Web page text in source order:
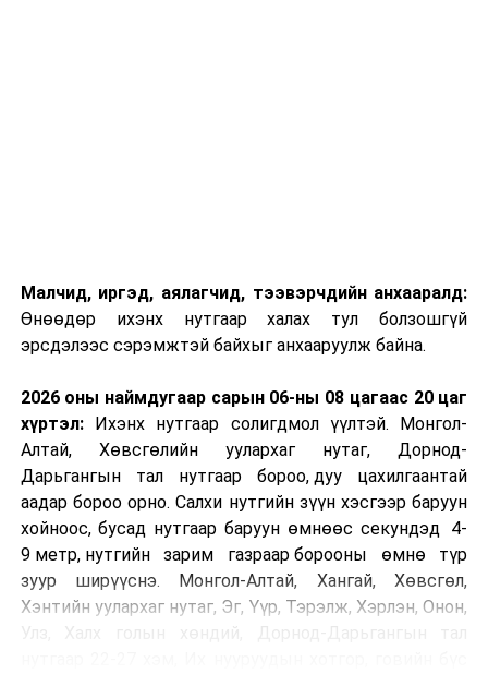
Малчид, иргэд, аялагчид, тээвэрчдийн анхааралд:
Өнөөдөр ихэнх нутгаар халах тул болзошгүй
эрсдэлээс сэрэмжтэй байхыг анхааруулж байна.
2026 оны наймдугаар сарын 06-ны 08 цагаас 20 цаг
хүртэл:Ихэнх нутгаар солигдмол үүлтэй. Монгол-
Алтай, Хөвсгөлийн уулархаг нутаг, Дорнод-
Дарьгангын тал нутгаар бороо, дуу цахилгаантай
аадар бороо орно. Салхи нутгийн зүүн хэсгээр баруун
хойноос, бусад нутгаар баруун өмнөөс секундэд 4-
9 метр, нутгийн зарим газраар борооны өмнө түр
зуур ширүүснэ. Монгол-Алтай, Хангай, Хөвсгөл,
Хэнтийн уулархаг нутаг, Эг, Үүр, Тэрэлж, Хэрлэн, Онон,